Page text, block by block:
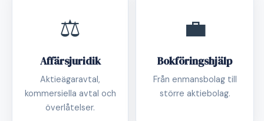
⚖️
Affärsjuridik
Aktieägaravtal,
kommersiella avtal och
överlåtelser.
💼
Bokföringshjälp
Från enmansbolag till
större aktiebolag.